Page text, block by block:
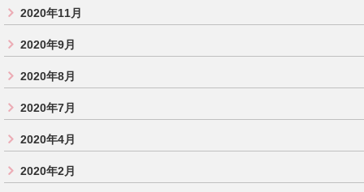
2020年11月
2020年9月
2020年8月
2020年7月
2020年4月
2020年2月